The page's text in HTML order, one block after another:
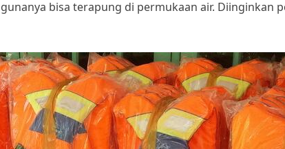
bisa terapung di permukaan air. Diinginkan